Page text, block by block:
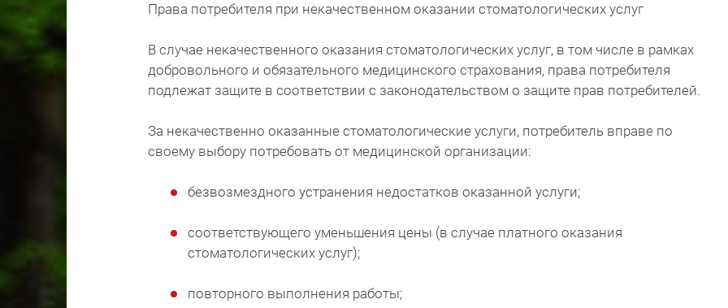
Права потребителя при некачественном оказании стоматологических услуг
В случае некачественного оказания стоматологических услуг, в том числе в рамках
добровольного и обязательного медицинского страхования, права потребителя
подлежат защите в соответствии с законодательством о защите прав потребителей.
За некачественно оказанные стоматологические услуги, потребитель вправе по
своему выбору потребовать от медицинской организации:
безвозмездного устранения недостатков оказанной услуги;
соответствующего уменьшения цены (в случае платного оказания
стоматологических услуг);
повторного выполнения работы;